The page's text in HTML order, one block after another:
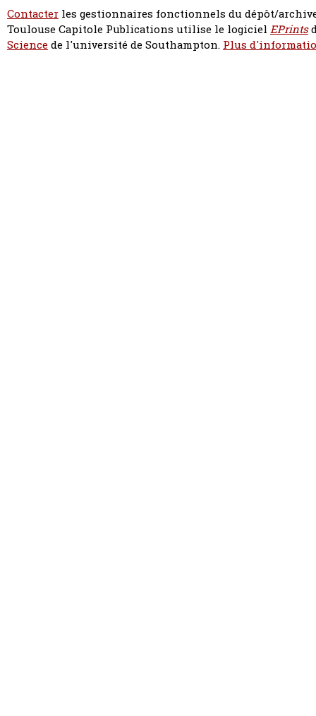
Contacter les gestionnaires fonctionnels du dépôt/
Toulouse Capitole Publications utilise le logiciel EPrints
Sciencede l'université de Southampton. Plus